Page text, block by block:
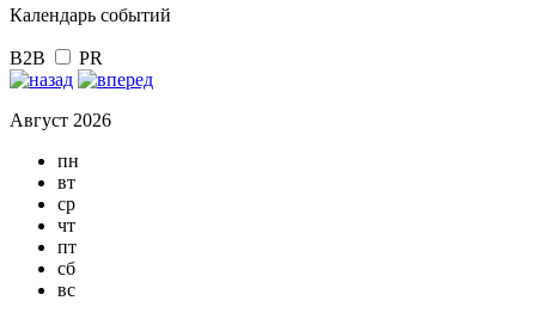
Календарь событий
B2B PR
Август 2026
пн
вт
ср
чт
пт
сб
вс